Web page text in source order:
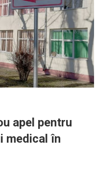
apel pentru
medical în